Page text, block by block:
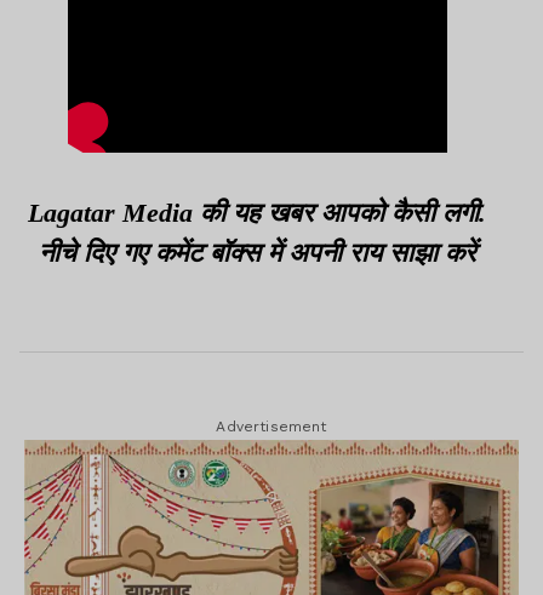
Lagatar Media की यह खबर आपको कैसी लगी.
नीचे दिए गए कमेंट बॉक्स में अपनी राय साझा करें
Advertisement